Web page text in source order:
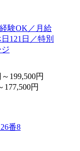
199,500円
177,500円
番8